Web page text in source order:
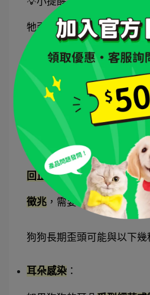
牠歪頭時給予口頭讚美或
更樂於做這個可愛的動作啦
身體不適的警訊
雖然狗狗歪頭通常是正常
你的狗狗頻繁或長時間歪
回正、步態不穩等症狀，
徵兆 ，需要特別注意。
狗狗長期歪頭可能與以下幾
耳朵感染 ：